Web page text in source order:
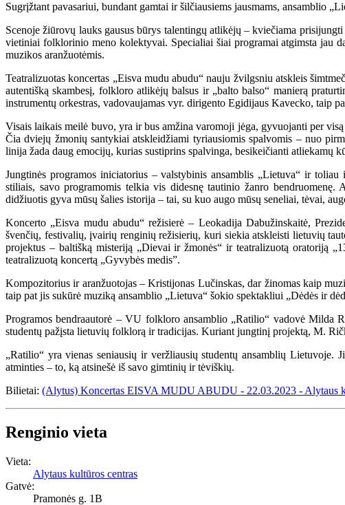
Sugrįžtant pavasariui, bundant gamtai ir šilčiausiems jausmams, ansamblio
Scenoje žiūrovų lauks gausus būrys talentingų atlikėjų – kviečiama
vietiniai folklorinio meno kolektyvai. Specialiai šiai programai atgimsta jau
muzikos aranžuotėmis.
Teatralizuotas koncertas „Eisva mudu abudu“ nauju žvilgsniu atskleis
autentišką skambesį, folkloro atlikėjų balsus ir „balto balso“ manierą
instrumentų orkestras, vadovaujamas vyr. dirigento Egidijaus Kavecko, taip
Visais laikais meilė buvo, yra ir bus amžina varomoji jėga, gyvuojanti per
Čia dviejų žmonių santykiai atskleidžiami tyriausiomis spalvomis – nuo
linija žada daug emocijų, kurias sustiprins spalvinga, besikeičianti atliekamų
Jungtinės programos iniciatorius – valstybinis ansamblis „Lietuva“ ir
stiliais, savo programomis telkia vis didesnę tautinio žanro
didžiuotis gyva mūsų šalies istorija – tai, su kuo augo mūsų seneliai, tėvai,
Koncerto „Eisva mudu abudu“ režisierė – Leokadija Dabužinskaitė,
švenčių, festivalių, įvairių renginių režisierių, kuri siekia atskleisti lietuvių
projektus – baltišką misteriją „Dievai ir žmonės“ ir teatralizuotą oratoriją
teatralizuotą koncertą „Gyvybės medis”.
Kompozitorius ir aranžuotojas – Kristijonas Lučinskas, dar žinomas kaip
taip pat jis sukūrė muziką ansamblio „Lietuva“ šokio spektakliui „Dėdės ir
Programos bendraautorė – VU folkloro ansamblio „Ratilio“ vadovė Milda
studentų pažįsta lietuvių folklorą ir tradicijas. Kuriant jungtinį projektą, M.
„Ratilio“ yra vienas seniausių ir veržliausių studentų ansamblių
atminties – to, ką atsinešė iš savo gimtinių ir tėviškių.
Bilietai: (Alytus) Koncertas EISVA MUDU ABUDU - 22.03.2023 - Alytaus
Renginio vieta
Vieta:
Alytaus kultūros centras
Gatvė:
Pramonės g. 1B